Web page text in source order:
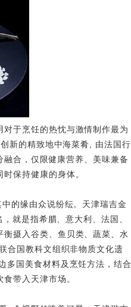
于烹饪的热忱与激情制作最为
新的精致地中海菜肴, 由法国行
合，仅限健康营养、美味兼备
保持健康的身体。
的缘由众说纷纭。天津瑞吉金
就是指希腊、意大利、法国、
摄入谷类、鱼贝类、蔬菜、水
合国教科文组织非物质文化遗
多国美食材料及烹饪方法，结合
带入天津市场。